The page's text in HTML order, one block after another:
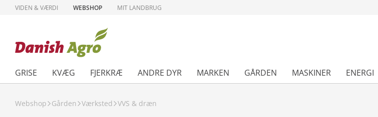
VIDEN & VÆRDI WEBSHOP MIT LANDBRUG
GRISE KVÆG FJERKRÆ ANDRE DYR MARKEN GÅRDEN MASKINER ENERGI
Webshop Gården Værksted VVS & dræn